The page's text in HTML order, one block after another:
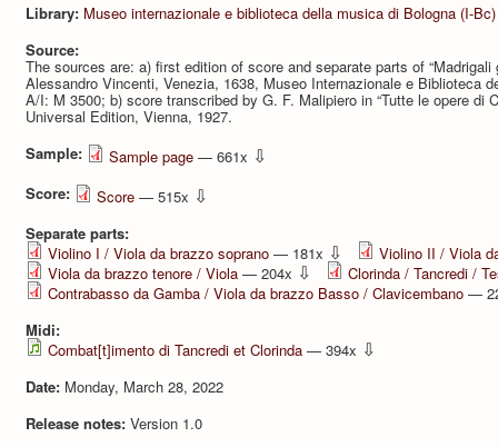
Library: Museo internazionale e biblioteca della musica di Bologna (I-Bc)
Source:
The sources are: a) first edition of score and separate parts of
Alessandro Vincenti, Venezia, 1638, Museo Internazionale e Biblioteca
A/I: M 3500; b) score transcribed by G. F. Malipiero in “Tutte le opere di
Universal Edition, Vienna, 1927.
Sample:
Sample page — 661x ⇩
Score: Score — 515x ⇩
Separate parts:
Violino I / Viola da brazzo soprano — 181x ⇩
Violino II / Viola
Viola da brazzo tenore / Viola — 204x ⇩
Clorinda / Tancredi /
Contrabasso da Gamba / Viola da brazzo Basso / Clavicembano —
Midi:
Combat[t]imento di Tancredi et Clorinda — 394x ⇩
Date: Monday, March 28, 2022
Release notes: Version 1.0